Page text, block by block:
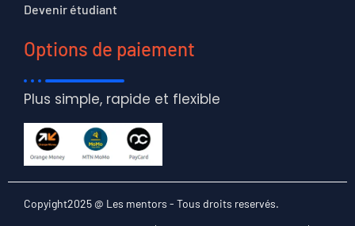
Devenir étudiant
Options de paiement
Plus simple, rapide et flexible
Copyight2025 @ Les mentors - Tous droits reservés.